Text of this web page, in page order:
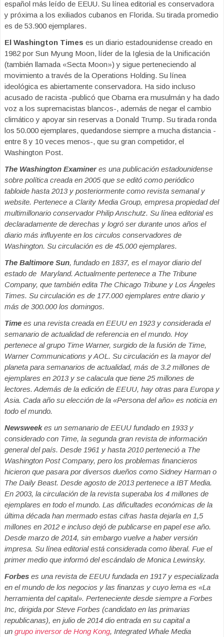
español más leído de EEUU. Su línea editorial es conservadora
y próxima a los exiliados cubanos en Florida. Su tirada promedio
es de 53.900 ejemplares.
El Washington Times es un diario estadounidense creado en
1982 por Sun Myung Moon, líder de la Iglesia de la Unificación
(también llamada «Secta Moon») y sigue perteneciendo al
movimiento a través de la Operations Holding. Su línea
ideológica es abiertamente conservadora. Ha sido incluso
acusado de racista -publicó que Obama era musulmán y ha dado
voz a los supremacistas blancos-, además de negar el cambio
climático y apoyar sin reservas a Donald Trump. Su tirada ronda
los 50.000 ejemplares, quedandose siempre a mucha distancia -
entre 8 y 10 veces menos-, que su gran competidor, el
Washington Post.
The Washington Examineres una publicación estadounidense
sobre política creada en 2005 que se editó como periódico
tabloide hasta 2013 y posteriormente como revista semanal y
website. Pertenece a Clarity Media Group, empresa propiedad del
multimillonario conservador Philip Anschutz. Su línea editorial es
declaradamente de derechas y logró ser durante unos años el
diario más influyente en los circulos conservadores de
Washington. Su circulación es de 45.000 ejemplares.
The Baltimore Sun, fundado en 1837, es el mayor diario del
estado de Maryland. Actualmente pertenece a The Tribune
Company, que también edita The Chicago Tribune y Los Ángeles
Times. Su circulación es de 177.000 ejemplares entre diario y
más de 300.000 los domingos.
Time es una revista creada en EEUU en 1923 y considerada el
semanario de actualidad de referencia en el mundo. Hoy
pertenece al grupo Time Warner, surgido de la fusión de Time,
Warner Communications y AOL. Su circulación es la mayor del
planeta para semanarios de actualidad, más de 3.2 millones de
ejemplares en 2013 y se calacula que tiene 25 millones de
lectores. Además de la edición de EEUU, hay otras para Europa y
Asia. Cada año su elección de la «Persona del año» es noticia en
todo el mundo.
Newsweekes un semanario de EEUU fundado en 1933 y
considerado con Time, la segunda gran revista de información
general del país. Desde 1961 y hasta 2010 perteneció a The
Washington Post Company, pero los problemas financieros
hicieron que pasara por diversos dueños como Sidney Harman o
The Daily Beast. Desde agosto de 2013 pertenece a IBT Media.
En 2003, la circulación de la revista superaba los 4 millones de
ejemplares en todo el mundo. Las dificultades económicas de la
última década han mermado estas cifras hasta dejarla en 1,5
millones en 2012 e incluso dejó de publicarse en papel ese año.
Desde marzo de 2014, sin embargo vuelve a haber versión
impresa. Su línea editorial está considerada como liberal. Fue el
primer medio que informó del escándalo de Monica Lewinsky.
Forbes es una revista de EEUU fundada en 1917 y especializada
en el mundo de los negocios y las finanzas y cuyo lema es «La
herramienta del capital». Perteneciente desde siempre a Forbes
Inc, dirigida por Steve Forbes (candidato en las primarias
republicanas), en julio de 2014 dio entrada en su capital a
un grupo inversor de Hong Kong, Integrated Whale Media